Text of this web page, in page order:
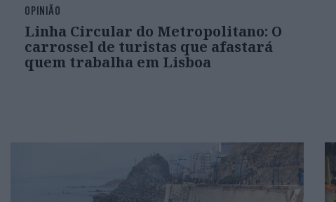
OPINIÃO
Linha Circular do Metropolitano: O
carrossel de turistas que afastará
quem trabalha em Lisboa